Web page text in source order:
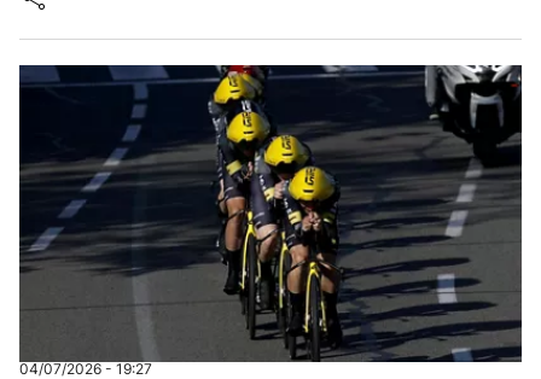
04/07/2026 - 19:27